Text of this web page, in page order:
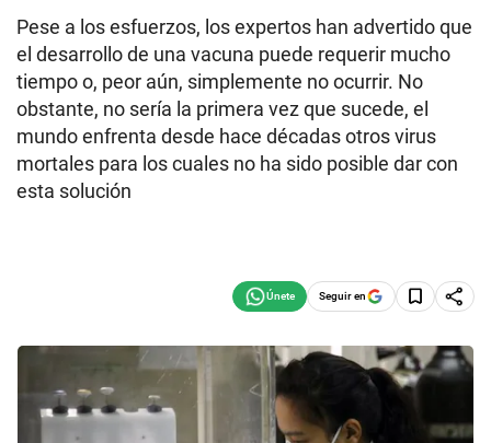
Pese a los esfuerzos, los expertos han advertido que
el desarrollo de una vacuna puede requerir mucho
tiempo o, peor aún, simplemente no ocurrir. No
obstante, no sería la primera vez que sucede, el
mundo enfrenta desde hace décadas otros virus
mortales para los cuales no ha sido posible dar con
esta solución
Seguir en